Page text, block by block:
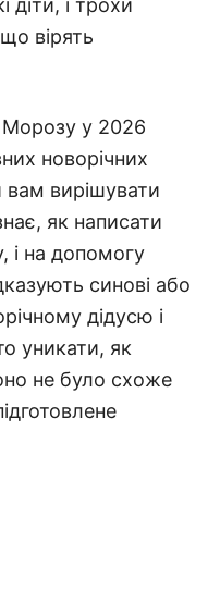
діти, і трохи
вірять
Морозу у 2026
новорічних
вам вирішувати
як написати
і на допомогу
синові або
дідусю і
уникати, як
не було схоже